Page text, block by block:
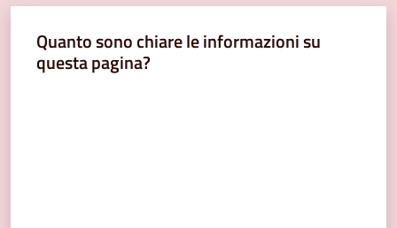
Quanto sono chiare le informazioni su
questa pagina?